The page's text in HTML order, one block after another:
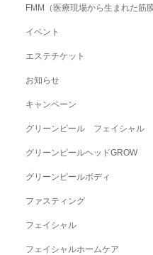
FMM（医療現場から生まれた筋
イベント
エステチケット
お知らせ
キャンペーン
グリーンピール フェイシャル
グリーンピールヘッドGROW
グリーンピールボディ
ファスティング
フェイシャル
フェイシャルホームケア